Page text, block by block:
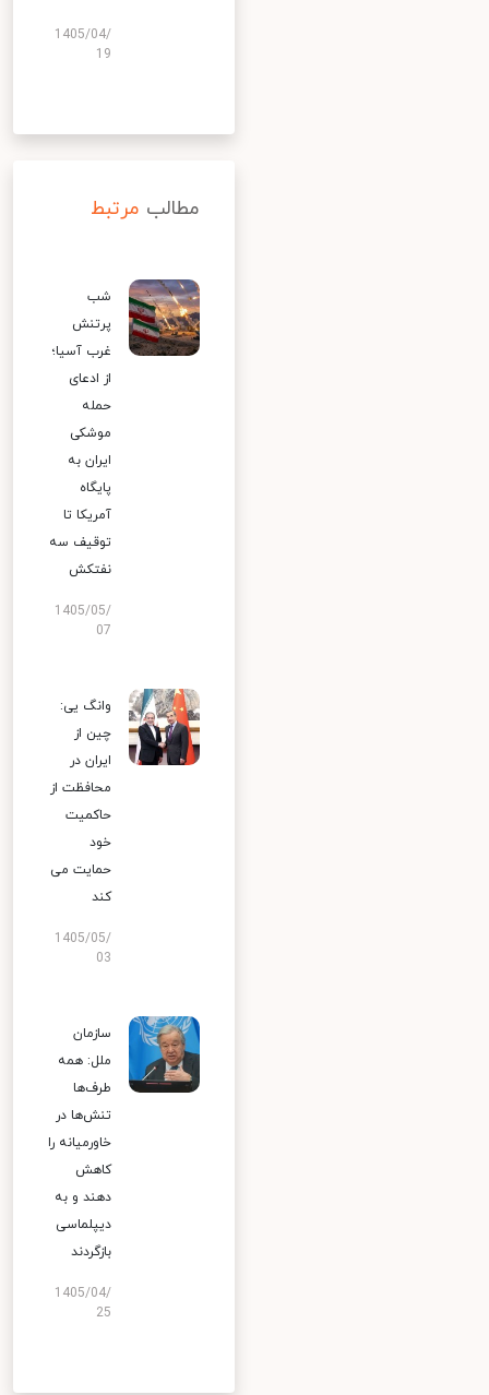
1405/04/
19
مطالب مرتبط
شب
پرتنش
غرب آسیا؛
از ادعای
حمله
موشکی
ایران به
پایگاه
آمریکا تا
توقیف سه
نفتکش
1405/05/
07
وانگ یی:
چین از
ایران در
محافظت از
حاکمیت
خود
حمایت می
کند
1405/05/
03
سازمان
ملل: همه
طرف‌ها
تنش‌ها در
خاورمیانه را
کاهش
دهند و به
دیپلماسی
بازگردند
1405/04/
25